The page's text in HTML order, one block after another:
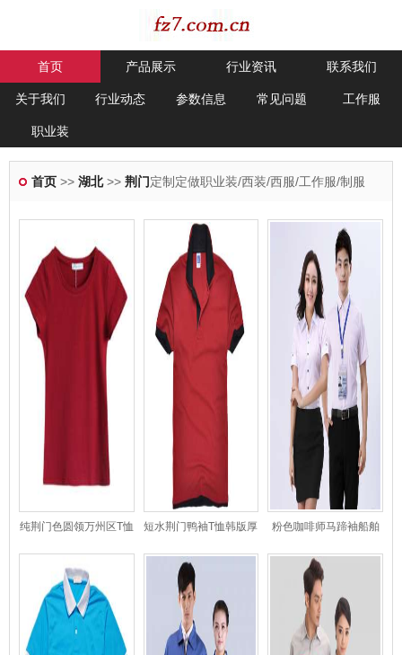
首页 产品展示 行业资讯 联系我们
关于我们 行业动态 参数信息 常见问题 工作服
职业装
首页 >> 湖北>> 荆门定制定做职业装/西装/西服/工作服/制服
纯荆门色圆领万州区T恤
短水荆门鸭袖T恤韩版厚
市44
粉色咖啡师马蹄袖船舶